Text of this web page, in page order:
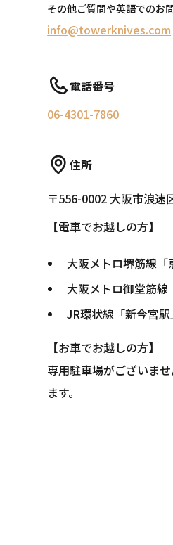
その他ご質問や英語でのお
info@towerknives.com
電話番号
06-4301-7860
住所
〒556-0002 大阪市浪速
【電車でお越しの方】
大阪メトロ堺筋線
大阪メトロ御堂筋
JR環状線「新今宮
【お車でお越しの方】
専用駐車場がございま
ます。